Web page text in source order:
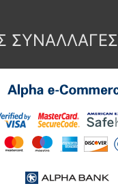
ΣΥΝΑΛΛΑΓΕΣ